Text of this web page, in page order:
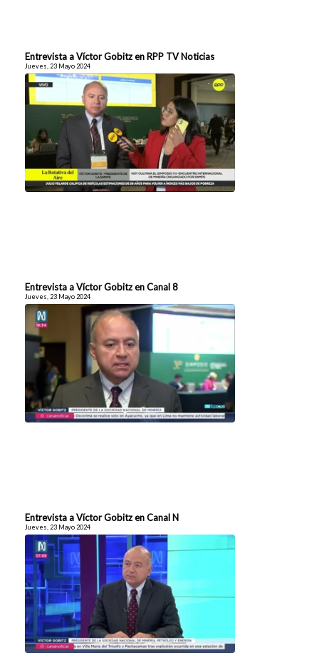
Entrevista a Víctor Gobitz en RPP TV Noticias
Jueves, 23 Mayo 2024
Entrevista a Víctor Gobitz en Canal 8
Jueves, 23 Mayo 2024
Entrevista a Víctor Gobitz en Canal N
Jueves, 23 Mayo 2024